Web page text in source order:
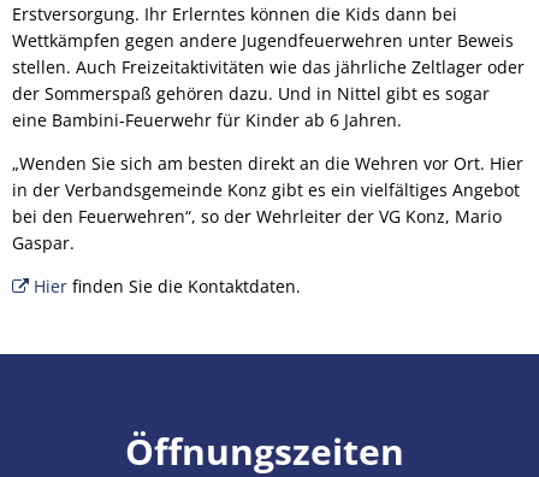
Erstversorgung. Ihr Erlerntes können die Kids dann bei
Wettkämpfen gegen andere Jugendfeuerwehren unter Beweis
stellen. Auch Freizeitaktivitäten wie das jährliche Zeltlager oder
der Sommerspaß gehören dazu. Und in Nittel gibt es sogar
eine Bambini-Feuerwehr für Kinder ab 6 Jahren.
„Wenden Sie sich am besten direkt an die Wehren vor Ort. Hier
in der Verbandsgemeinde Konz gibt es ein vielfältiges Angebot
bei den Feuerwehren“, so der Wehrleiter der VG Konz, Mario
Gaspar.
Hier finden Sie die Kontaktdaten.
Öffnungszeiten